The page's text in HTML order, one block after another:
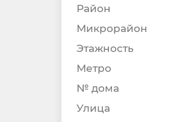
Район
Микрорайон
Этажность
Метро
№ дома
Улица